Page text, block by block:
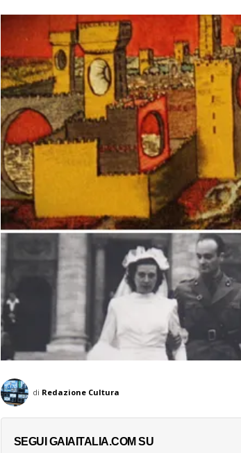
di Redazione Cultura
SEGUI GAIAITALIA.COM SU